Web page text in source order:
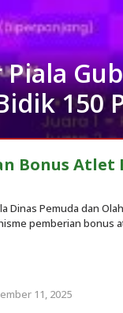
150
Bonus Atlet
Dinas Pemuda dan
pemberian bonus
11, 2025